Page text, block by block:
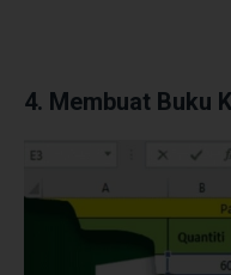
4. Membuat Buku